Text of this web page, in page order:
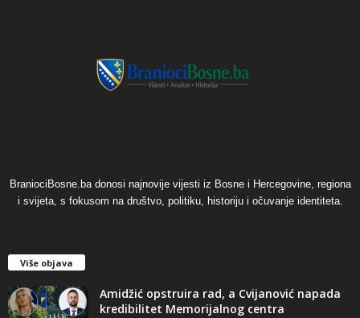
BraniociBosne.ba donosi najnovije vijesti iz Bosne i Hercegovine, regiona
i svijeta, s fokusom na društvo, politiku, historiju i očuvanje identiteta.
Više objava
Amidžić opstruira rad, a Cvijanović napada
kredibilitet Memorijalnog centra